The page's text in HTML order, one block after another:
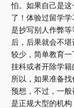
怕。如果自己是
了！体验过留学
是抄写别人作弊
后，后果就会不
较少，简单教育
挂科或者开除学籍
所以，如果准备
预想，不过，一
是正规大型的机构